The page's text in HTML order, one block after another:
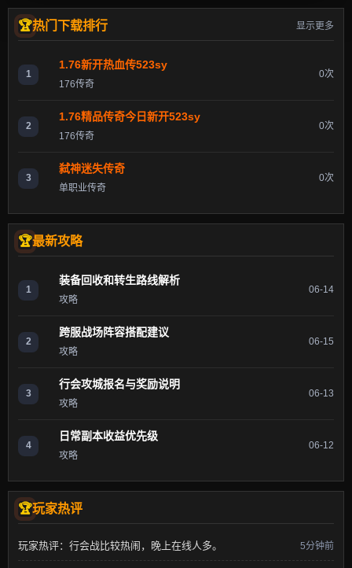
热门下载排行 显示更多
1
1.76新开热血传523sy
176传奇
0次
2
1.76精品传奇今日新开523sy
176传奇
0次
3
弑神迷失传奇
单职业传奇
0次
最新攻略
1
装备回收和转生路线解析
攻略
06-14
2
跨服战场阵容搭配建议
攻略
06-15
3
行会攻城报名与奖励说明
攻略
06-13
4
日常副本收益优先级
攻略
06-12
玩家热评
玩家热评：行会战比较热闹，晚上在线人多。 5分钟前